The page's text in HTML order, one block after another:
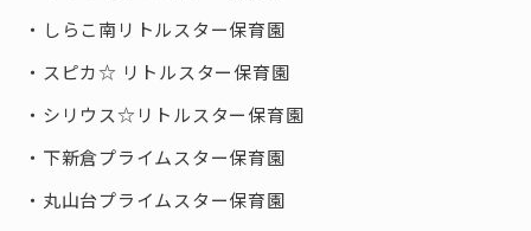
しらこ南リトルスター保育園
スピカ☆ リトルスター保育園
シリウス☆リトルスター保育園
下新倉プライムスター保育園
丸山台プライムスター保育園